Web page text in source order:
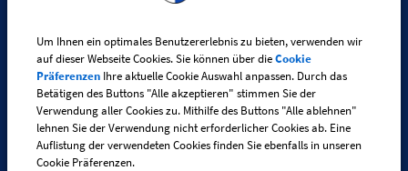
Telefon:+49 (0) 83 35 / 280
Telefax: +49 (0) 83 35 / 90 81 10
E-Mail:pless@vg-boos.de
BayernPortal - Sicherer Kontakt
Um Ihnen ein optimales Benutzererlebnis zu bieten, verwenden wir
auf dieser Webseite Cookies. Sie können über dieCookie
Präferenzen Ihre aktuelle Cookie Auswahl anpassen. Durch das
Betätigen des Buttons "Alle akzeptieren" stimmen Sie der
Verwendung aller Cookies zu. Mithilfe des Buttons "Alle ablehnen"
lehnen Sie der Verwendung nicht erforderlicher Cookies ab. Eine
Auflistung der verwendeten Cookies finden Sie ebenfalls in unseren
Cookie Präferenzen.